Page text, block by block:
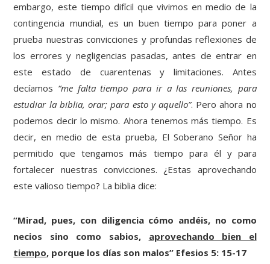
embargo, este tiempo difícil que vivimos en medio de la
contingencia mundial, es un buen tiempo para poner a
prueba nuestras convicciones y profundas reflexiones de
los errores y negligencias pasadas, antes de entrar en
este estado de cuarentenas y limitaciones. Antes
decíamos “me falta tiempo para ir a las reuniones, para
estudiar la biblia, orar; para esto y aquello”. Pero ahora no
podemos decir lo mismo. Ahora tenemos más tiempo. Es
decir, en medio de esta prueba, El Soberano Señor ha
permitido que tengamos más tiempo para él y para
fortalecer nuestras convicciones. ¿Estas aprovechando
este valioso tiempo? La biblia dice:
“Mirad, pues, con diligencia cómo andéis, no como
necios sino como sabios, aprovechando bien el
tiempo, porque los días son malos” Efesios 5: 15-17